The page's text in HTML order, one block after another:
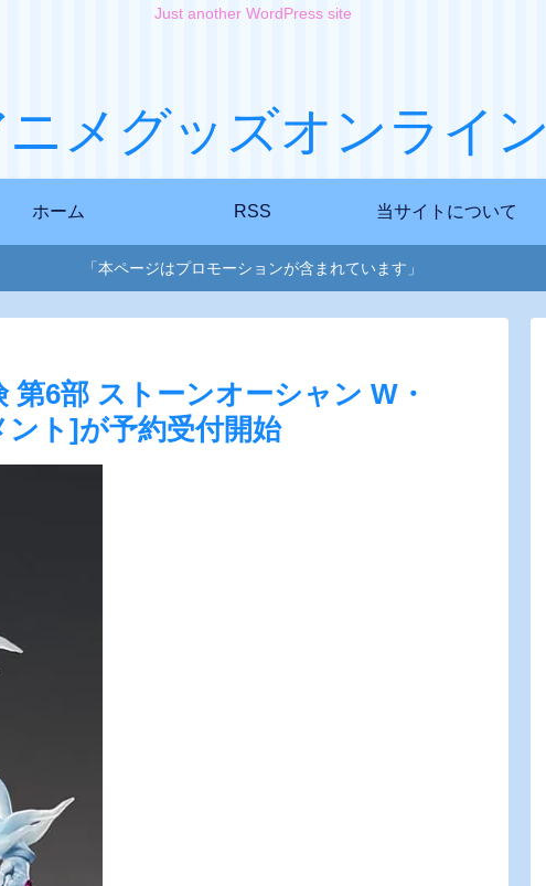
Just another WordPress site
ニメグッズオンライン
ホーム RSS 当サイトについて
「本ページはプロモーションが含まれています」
6部 ストーンオーシャン W・
ト]が予約受付開始